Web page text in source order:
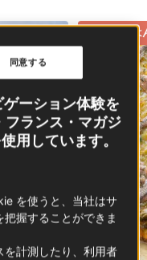
おうちごは
ーション体験を
フランス・マガジ
用しています。
を使うと、当社はサ
握することができま
を計測したり、利用者
同意する